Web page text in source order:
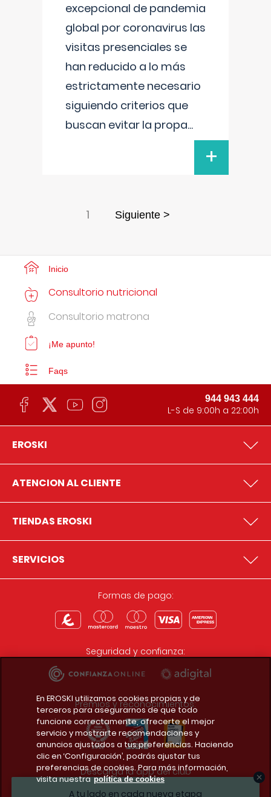
excepcional de pandemia
global por coronavirus las
visitas presenciales se
han reducido a lo más
estrictamente necesario
siguiendo criterios que
buscan evitar la propa...
+
1 Siguiente >
A tu lado en cada nueva etapa
Inicio
Consultorio nutricional
Consultorio matrona
¡Me apunto!
Faqs
944 943 444
L-S de 9:00h a 22:00h
EROSKI
ATENCION AL CLIENTE
TIENDAS EROSKI
SERVICIOS
Formas de pago:
Seguridad y confianza:
Premios y reconocimientos:
Descarga la app del club
En EROSKI utilizamos cookies propias y de
terceros para asegurarnos de que todo
funcione correctamente, ofrecerte el mejor
servicio y mostrarte recomendaciones y
anuncios ajustados a tus preferencias. Haciendo
clic en ‘Configuración’, podrás ajustar tus
preferencias de cookies. Para más información,
visita nuestra política de cookies